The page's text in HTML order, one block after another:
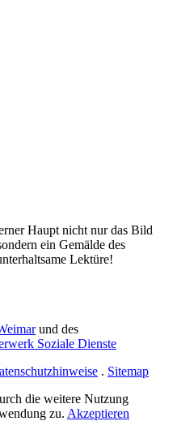
Haupt nicht nur das Bild
ein Gemälde des
Lektüre!
und des
Soziale Dienste
. Sitemap
die weitere Nutzung
zu. Akzeptieren